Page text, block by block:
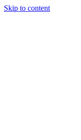
Skip to content